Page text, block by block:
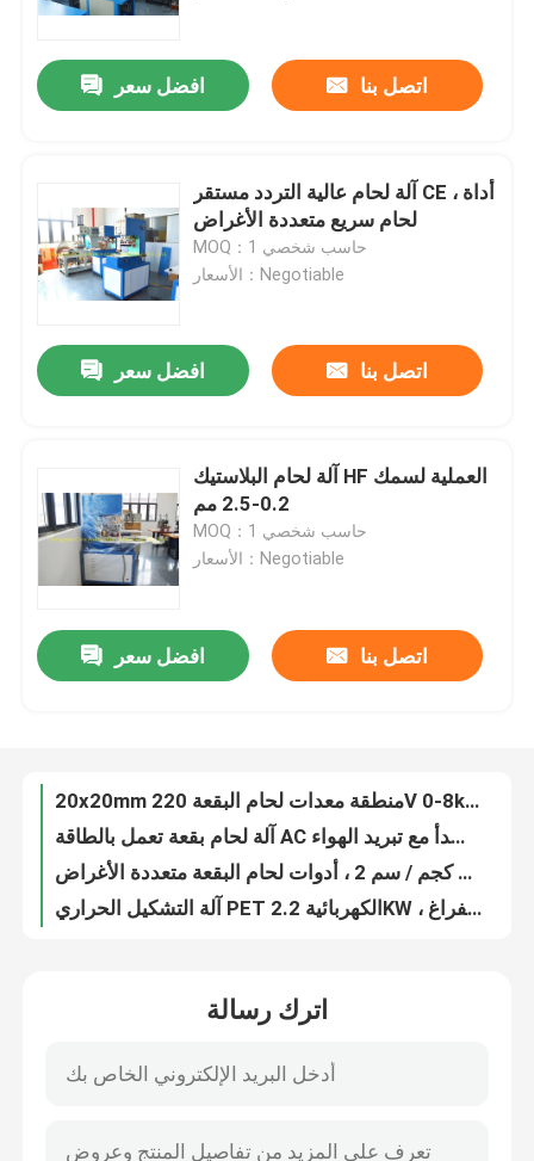
حول بنا
آلة لحام البلاستيك بالموجات فوق الصوتية
آلة لحام البلاستيك PVC
معدات لحام عالية التردد
آلة تغليف نفطة
معدات اللحام بالترددات الراديوية
افضل سعر اتصل بنا
آلة لحام عالية التردد مستقر CE ، أداة
لحام سريع متعددة الأغراض
MOQ：حاسب شخصي 1
الأسعار：Negotiable
افضل سعر اتصل بنا
آلة لحام البلاستيك HF العملية لسمك
0.2-2.5 مم
MOQ：حاسب شخصي 1
الأسعار：Negotiable
افضل سعر اتصل بنا
آلة التعبئة والتغليف بالحرارة PLC ، آلة تشكيل PET متعددة المجالات
آلة التعبئة والتغليف بالحرارة التدفئة الكهربائية 2.2KW متعددة الأغراض
220V 380V آلة تعبئة وختم بالحرارة ، آلة تشكيل حراري متعددة الوظائف
اترك رسالة